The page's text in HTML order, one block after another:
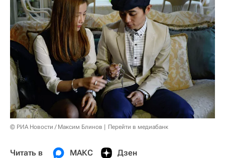
© РИА Новости / Максим Блинов Перейти в медиабанк
Читать в МАКС Дзен